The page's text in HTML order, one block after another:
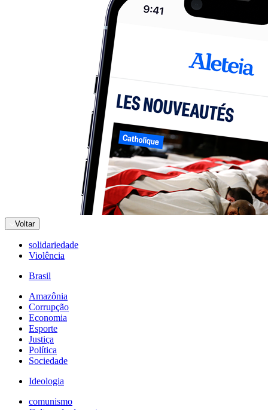
Voltar
solidariedade
Violência
Brasil
Amazônia
Corrupção
Economia
Esporte
Justiça
Política
Sociedade
Ideologia
comunismo